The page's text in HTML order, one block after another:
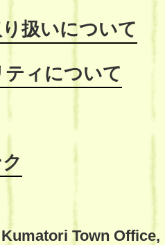
扱いについて
ィについて
Town Office,